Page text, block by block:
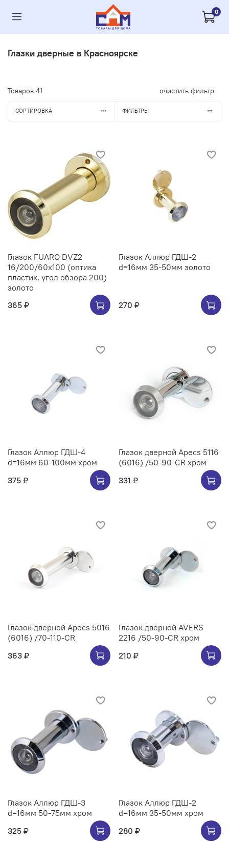
0
Глазки дверные в Красноярске
Товаров 41 очистить фильтр
СОРТИРОВКА ФИЛЬТРЫ
Глазок FUARO DVZ2
16/200/60x100 (оптика
пластик, угол обзора 200)
золото
365 ₽
Глазок Аллюр ГДШ-2
d=16мм 35-50мм золото
270 ₽
Глазок Аллюр ГДШ-4
d=16мм 60-100мм хром
375 ₽
Глазок дверной Apecs 5116
(6016) /50-90-CR хром
331 ₽
Глазок дверной Apecs 5016
(6016) /70-110-CR
363 ₽
Глазок дверной AVERS
2216 /50-90-CR хром
210 ₽
Глазок Аллюр ГДШ-3
d=16мм 50-75мм хром
325 ₽
Глазок Аллюр ГДШ-2
d=16мм 35-50мм хром
280 ₽